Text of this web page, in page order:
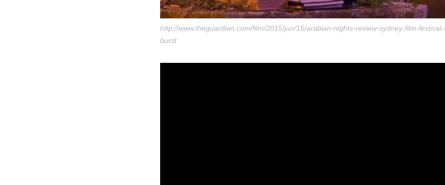
http://www.theguardian.com/film/2015/jun/15/arabian-nights-review-sydney-film-
burst